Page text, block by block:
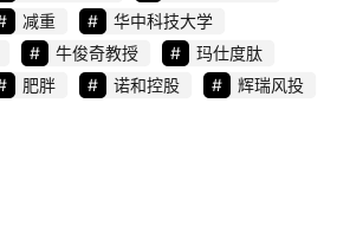
减重
华中科技大学
牛俊奇教授
玛仕度肽
肥胖 诺和控股
辉瑞风投